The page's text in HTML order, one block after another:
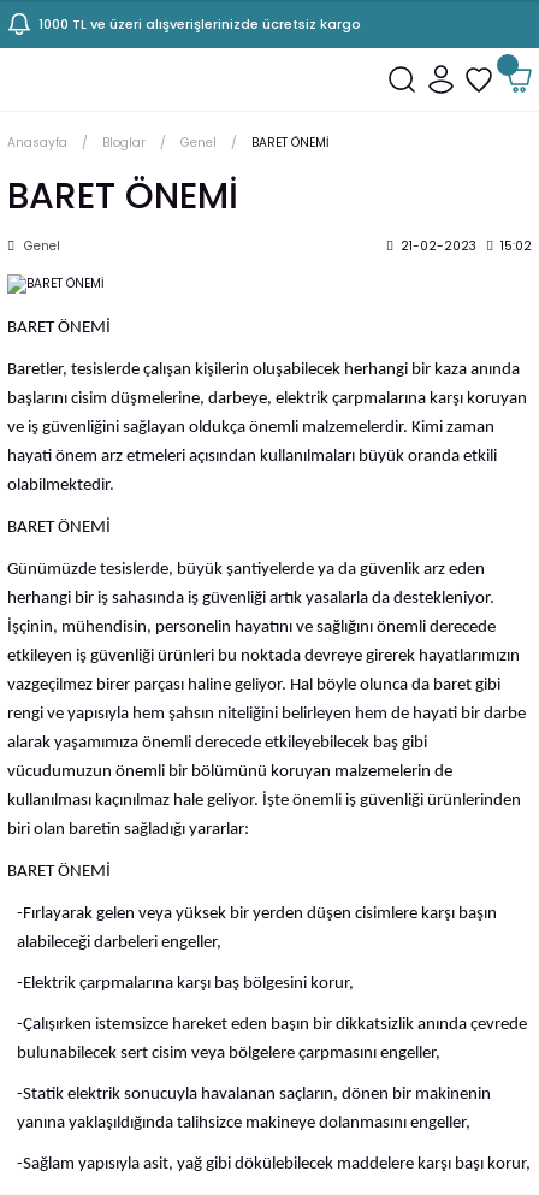
1000 TL ve üzeri alışverişlerinizde ücretsiz kargo
Anasayfa Bloglar Genel BARET ÖNEMİ
BARET ÖNEMİ
Genel 21-02-2023 15:02
BARET ÖNEMİ
Baretler, tesislerde çalışan kişilerin oluşabilecek herhangi bir kaza anında
başlarını cisim düşmelerine, darbeye, elektrik çarpmalarına karşı koruyan
ve iş güvenliğini sağlayan oldukça önemli malzemelerdir. Kimi zaman
hayati önem arz etmeleri açısından kullanılmaları büyük oranda etkili
olabilmektedir.
BARET ÖNEMİ
Günümüzde tesislerde, büyük şantiyelerde ya da güvenlik arz eden
herhangi bir iş sahasında iş güvenliği artık yasalarla da destekleniyor.
İşçinin, mühendisin, personelin hayatını ve sağlığını önemli derecede
etkileyen iş güvenliği ürünleri bu noktada devreye girerek hayatlarımızın
vazgeçilmez birer parçası haline geliyor. Hal böyle olunca da baret gibi
rengi ve yapısıyla hem şahsın niteliğini belirleyen hem de hayati bir darbe
alarak yaşamımıza önemli derecede etkileyebilecek baş gibi
vücudumuzun önemli bir bölümünü koruyan malzemelerin de
kullanılması kaçınılmaz hale geliyor. İşte önemli iş güvenliği ürünlerinden
biri olan baretin sağladığı yararlar:
BARET ÖNEMİ
-Fırlayarak gelen veya yüksek bir yerden düşen cisimlere karşı başın
alabileceği darbeleri engeller,
-Elektrik çarpmalarına karşı baş bölgesini korur,
-Çalışırken istemsizce hareket eden başın bir dikkatsizlik anında çevrede
bulunabilecek sert cisim veya bölgelere çarpmasını engeller,
-Statik elektrik sonucuyla havalanan saçların, dönen bir makinenin
yanına yaklaşıldığında talihsizce makineye dolanmasını engeller,
-Sağlam yapısıyla asit, yağ gibi dökülebilecek maddelere karşı başı korur,